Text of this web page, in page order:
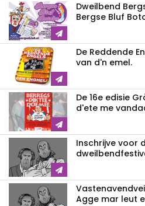
Dweilbend
Bergse Bluf
De Reddende
van d'n emel.
De 16e edisie
d'ete me
Inschrijve voor
Agge mar leut